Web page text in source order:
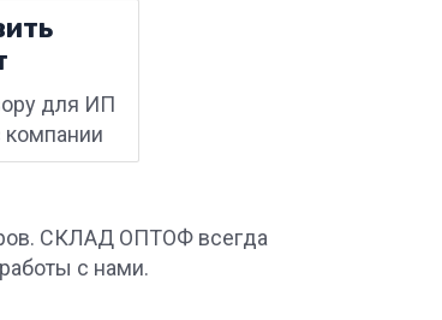
для ИП
СКЛАД ОПТОФ всегда
с нами.